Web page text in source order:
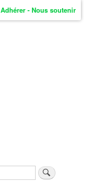
Adhérer - Nous soutenir